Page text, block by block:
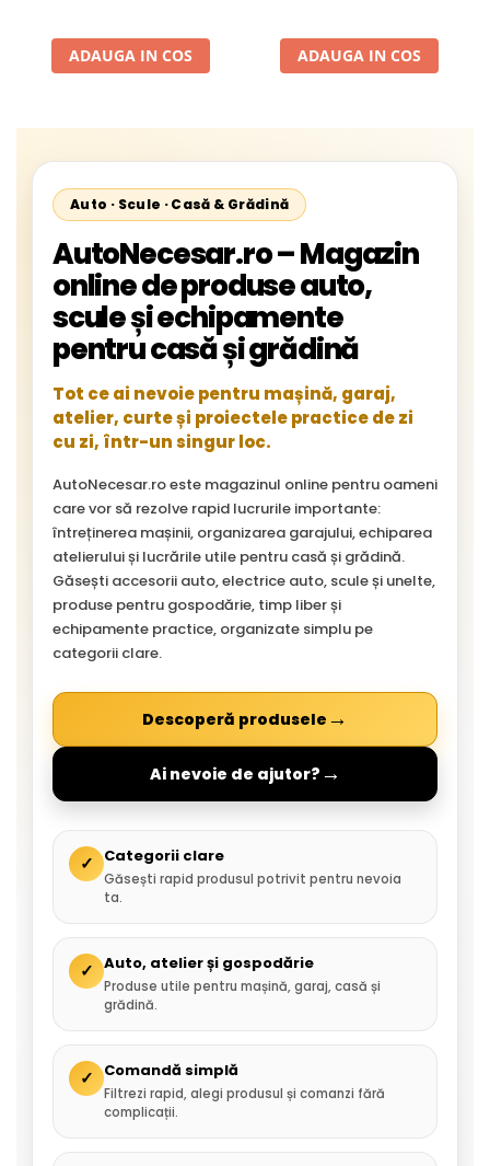
ADAUGA IN COS
Neoplan Euroliner,
Starliner,Centroliner,
ADAUGA IN COS
Auto · Scule · Casă & Grădină
AutoNecesar.ro – Magazin
online de produse auto,
scule și echipamente
pentru casă și grădină
Tot ce ai nevoie pentru mașină, garaj,
atelier, curte și proiectele practice de zi
cu zi, într-un singur loc.
AutoNecesar.ro este magazinul online pentru oameni
care vor să rezolve rapid lucrurile importante:
întreținerea mașinii, organizarea garajului, echiparea
atelierului și lucrările utile pentru casă și grădină.
Găsești accesorii auto, electrice auto, scule și unelte,
produse pentru gospodărie, timp liber și
echipamente practice, organizate simplu pe
categorii clare.
Descoperă produsele →
Ai nevoie de ajutor? →
✓ Categorii clare
Găsești rapid produsul potrivit pentru nevoia
ta.
✓ Auto, atelier și gospodărie
Produse utile pentru mașină, garaj, casă și
grădină.
✓ Comandă simplă
Filtrezi rapid, alegi produsul și comanzi fără
complicații.